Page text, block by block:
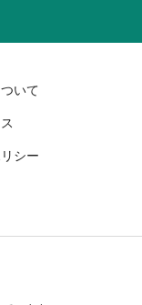
いて
シー